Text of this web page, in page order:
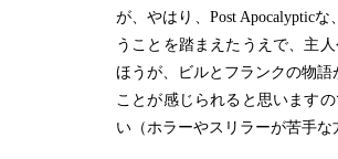
が、やはり、Post Apocalyptic
うことを踏まえたうえで、主
ほうが、ビルとフランクの物
ことが感じられると思います
い（ホラーやスリラーが苦手な